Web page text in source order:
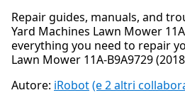
Repair guides, manuals, and
Yard Machines Lawn Mower
everything you need to repair
Lawn Mower 11A-B9A9729
Autore: iRobot(e 2 altri